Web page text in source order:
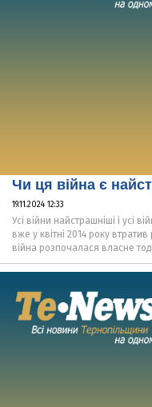
Чи ця війна є
19.11.2024 12:33
Усі війни найстрашніші і усі
вже у квітні 2014 року
війна розпочалася власне